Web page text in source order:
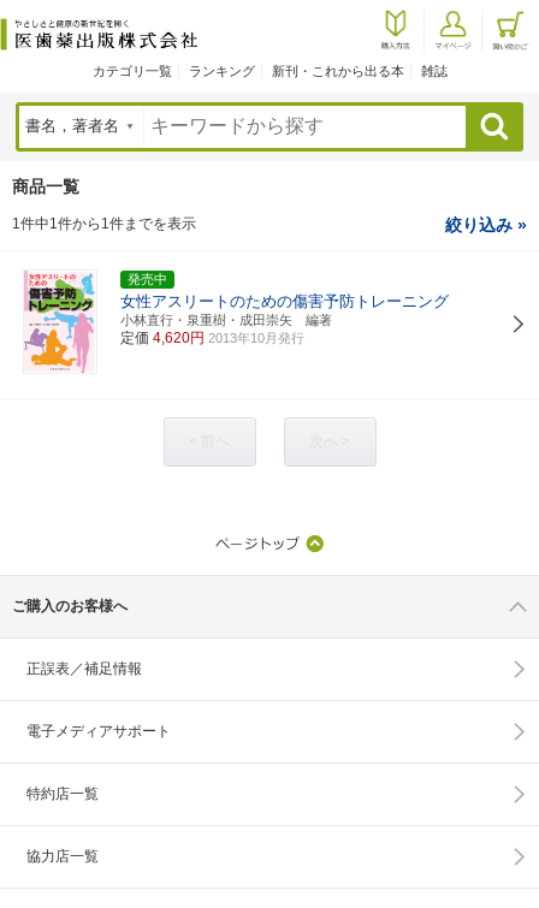
カテゴリ一覧 ランキング 新刊・これから出る本 雑誌
検索
商品一覧
1件中1件から1件までを表示 絞り込み »
発売中
女性アスリートのための傷害予防トレーニング
小林直行・泉重樹・成田崇矢 編著
定価 4,620円 2013年10月発行
ご購入のお客様へ
正誤表／補足情報
電子メディアサポート
特約店一覧
協力店一覧